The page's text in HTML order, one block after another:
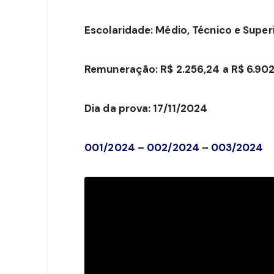
Escolaridade: Médio, Técnico e
Remuneração: R$ 2.256,24 a R$
Dia da prova: 17/11/2024
001/2024 – 002/2024 – 003/2024